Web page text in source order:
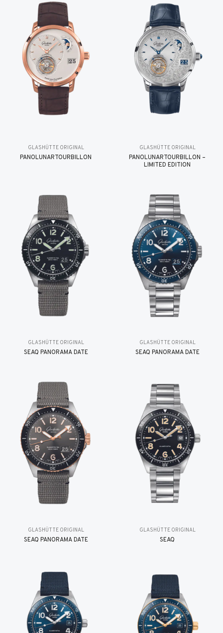
GLASHÜTTE ORIGINAL
PANOLUNARTOURBILLON
GLASHÜTTE ORIGINAL
PANOLUNARTOURBILLON –
LIMITED EDITION
GLASHÜTTE ORIGINAL
SEAQ PANORAMA DATE
GLASHÜTTE ORIGINAL
SEAQ PANORAMA DATE
GLASHÜTTE ORIGINAL
SEAQ PANORAMA DATE
GLASHÜTTE ORIGINAL
SEAQ